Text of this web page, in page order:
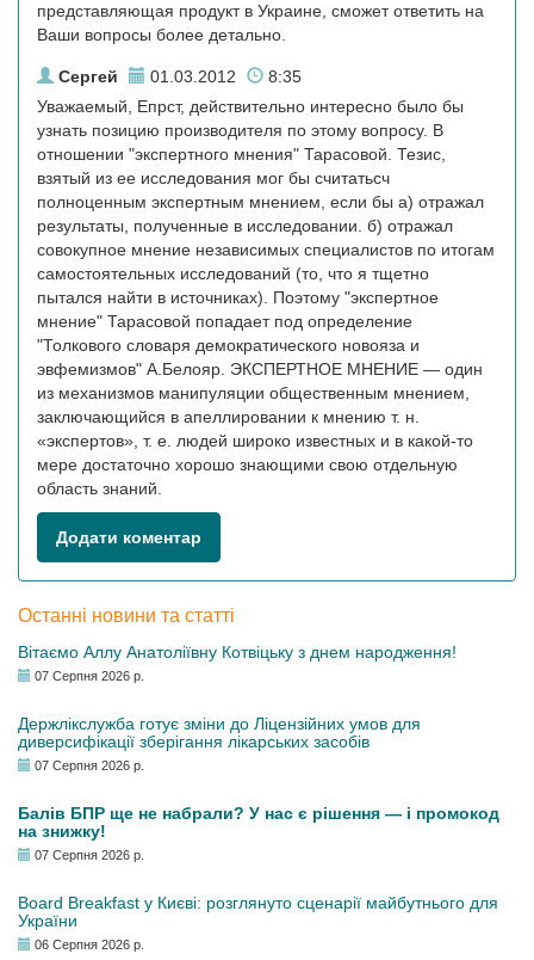
представляющая продукт в Украине, сможет ответить на
Ваши вопросы более детально.
Сергей 01.03.2012
8:35
Уважаемый, Епрст, действительно интересно было бы
узнать позицию производителя по этому вопросу. В
отношении "экспертного мнения" Тарасовой. Тезис,
взятый из ее исследования мог бы считатьсч
полноценным экспертным мнением, если бы а) отражал
результаты, полученные в исследовании. б) отражал
совокупное мнение независимых специалистов по итогам
самостоятельных исследований (то, что я тщетно
пытался найти в источниках). Поэтому "экспертное
мнение" Тарасовой попадает под определение
"Толкового словаря демократического новояза и
эвфемизмов" А.Белояр. ЭКСПЕРТНОЕ МНЕНИЕ — один
из механизмов манипуляции общественным мнением,
заключающийся в апеллировании к мнению т. н.
«экспертов», т. е. людей широко известных и в какой-то
мере достаточно хорошо знающими свою отдельную
область знаний.
Додати коментар
Останні новини та статті
Вітаємо Аллу Анатоліївну Котвіцьку з днем народження!
07 Серпня 2026 р.
Держлікслужба готує зміни до Ліцензійних умов для
диверсифікації зберігання лікарських засобів
07 Серпня 2026 р.
Балів БПР ще не набрали? У нас є рішення — і промокод
на знижку!
07 Серпня 2026 р.
Board Breakfast у Києві: розглянуто сценарії майбутнього для
України
06 Серпня 2026 р.